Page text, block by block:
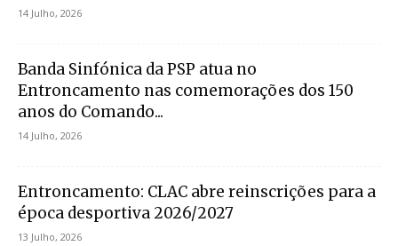
14 Julho, 2026
Banda Sinfónica da PSP atua no
Entroncamento nas comemorações dos 150
anos do Comando...
14 Julho, 2026
Entroncamento: CLAC abre reinscrições para a
época desportiva 2026/2027
13 Julho, 2026